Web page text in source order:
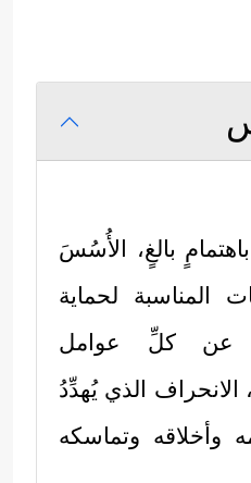
باهتمامٍ بالغٍ، الأُسُسَ
المناسبة لحماية
عن كلِّ عوامل
الانحراف الذي يُهدِّدُ
وأخلاقه وتماسكه